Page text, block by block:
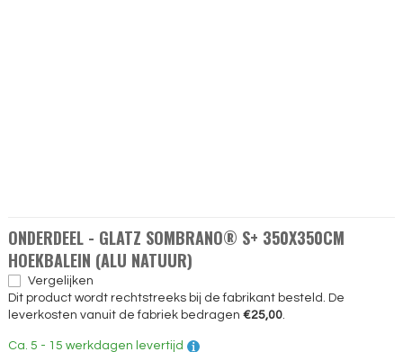
ONDERDEEL - GLATZ SOMBRANO® S+ 350X350CM
HOEKBALEIN (ALU NATUUR)
Vergelijken
Dit product wordt rechtstreeks bij de fabrikant besteld. De
leverkosten vanuit de fabriek bedragen €25,00.
Ca. 5 - 15 werkdagen levertijd